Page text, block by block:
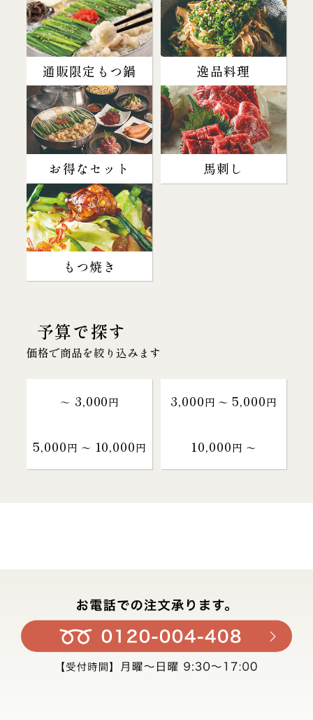
通販限定もつ鍋 逸品料理
お得なセット 馬刺し
もつ焼き
予算で探す
価格で商品を絞り込みます
～ 3,000円 3,000円 〜 5,000円
5,000円 〜 10,000円 10,000円 〜